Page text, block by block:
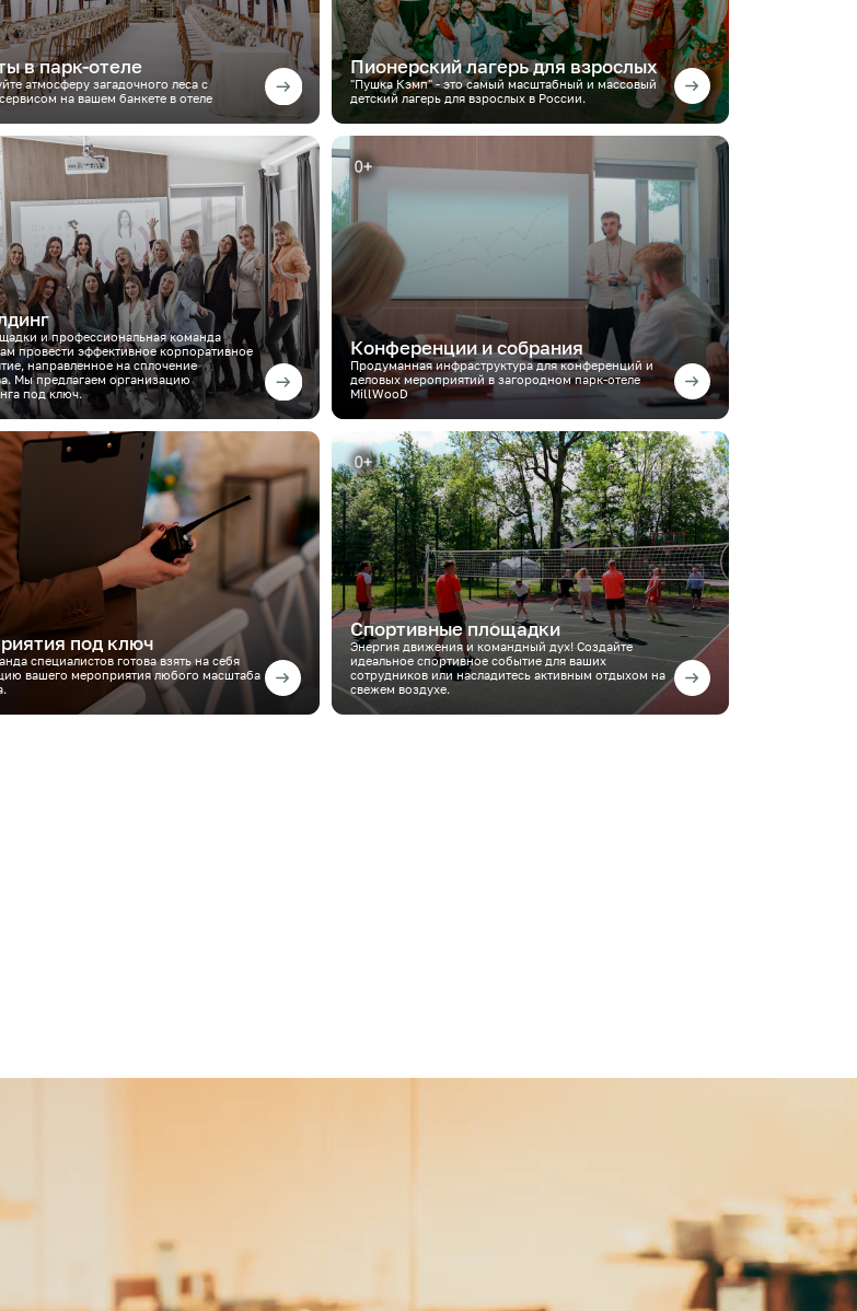
в парк-отеле
атмосферу загадочного леса с
на вашем банкете в отеле
Пионерский лагерь для взрослых
"Пушка Кэмп" - это самый масштабный и массовый
детский лагерь для взрослых в России.
и профессиональная команда
провести эффективное корпоративное
направленное на сплочение
Мы предлагаем организацию
под ключ.
Конференции и собрания
Продуманная инфраструктура для конференций и
деловых мероприятий в загородном парк-отеле
MillWooD
под ключ
специалистов готова взять на себя
вашего мероприятия любого масштаба
Спортивные площадки
Энергия движения и командный дух! Создайте
идеальное спортивное событие для ваших
сотрудников или насладитесь активным отдыхом на
свежем воздухе.